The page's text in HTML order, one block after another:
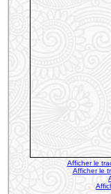
Afficher le
Afficher le